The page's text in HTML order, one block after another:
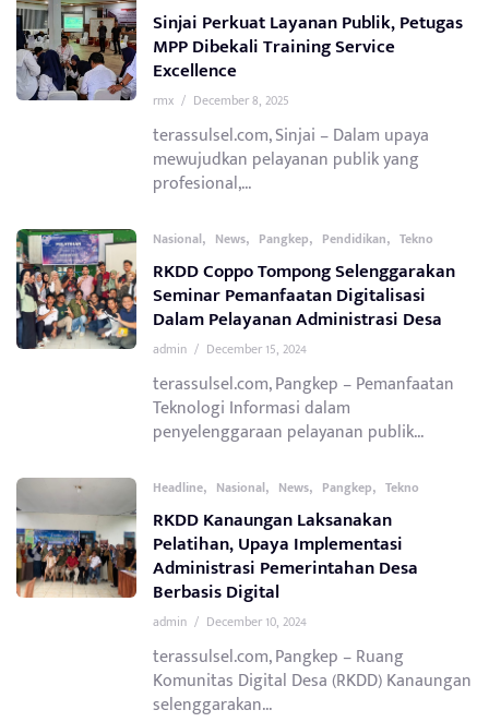
Sinjai Perkuat Layanan Publik, Petugas
MPP Dibekali Training Service
Excellence
rmx / December 8, 2025
terassulsel.com, Sinjai – Dalam upaya
mewujudkan pelayanan publik yang
profesional,...
Nasional, News, Pangkep, Pendidikan, Tekno
RKDD Coppo Tompong Selenggarakan
Seminar Pemanfaatan Digitalisasi
Dalam Pelayanan Administrasi Desa
admin / December 15, 2024
terassulsel.com, Pangkep – Pemanfaatan
Teknologi Informasi dalam
penyelenggaraan pelayanan publik...
Headline, Nasional, News, Pangkep, Tekno
RKDD Kanaungan Laksanakan
Pelatihan, Upaya Implementasi
Administrasi Pemerintahan Desa
Berbasis Digital
admin / December 10, 2024
terassulsel.com, Pangkep – Ruang
Komunitas Digital Desa (RKDD) Kanaungan
selenggarakan...